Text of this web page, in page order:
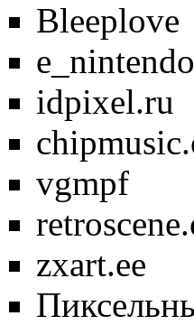
Bleeplove
idpixel.ru
vgmpf
zxart.ee